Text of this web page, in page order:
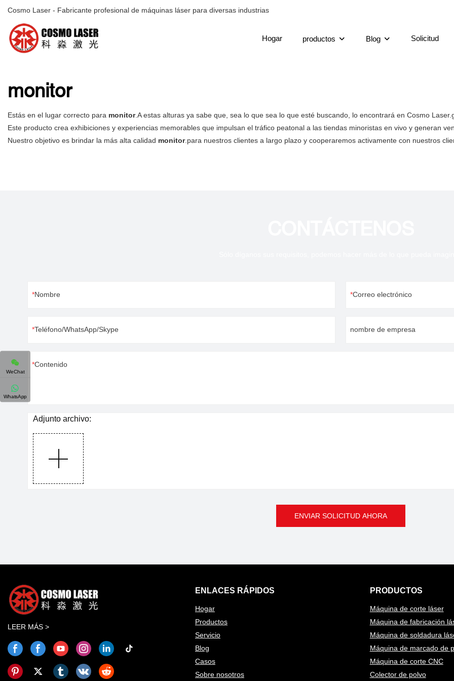
Cosmo Laser - Fabricante profesional de máquinas láser para diversas industrias
Hogar productos Blog Solicitud
monitor
Estás en el lugar correcto para monitor.A estas alturas ya sabe que, sea lo que sea lo que esté buscando, lo encontrará en Cosmo
Este producto crea exhibiciones y experiencias memorables que impulsan el tráfico peatonal a las tiendas minoristas en vivo y generan
Nuestro objetivo es brindar la más alta calidad monitor.para nuestros clientes a largo plazo y cooperaremos activamente con nuestros
Nombre Correo electrónico
Teléfono/WhatsApp/Skype nombre de empresa
Contenido
Adjunto archivo:
ENVIAR SOLICITUD AHORA
LEER MÁS >
ENLACES RÁPIDOS
Hogar
Productos
Servicio
Blog
Casos
Sobre nosotros
PRODUCTOS
Máquina de corte láser
Máquina de fabricación
Máquina de soldadura
Máquina de marcado de
Máquina de corte CNC
Colector de polvo
WeChat
WhatsApp